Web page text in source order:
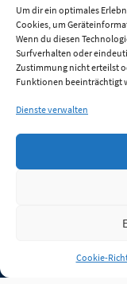
Um dir ein optimales
Cookies, um
Wenn du diesen
Surfverhalten oder
Zustimmung nicht erteilst
Funktionen beeinträchtigt
Dienste verwalten
Cookie-
Jobs